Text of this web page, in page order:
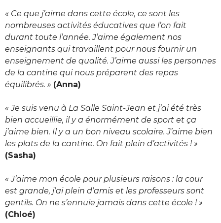
« Ce que j’aime dans cette école, ce sont les
nombreuses activités éducatives que l’on fait
durant toute l’année. J’aime également nos
enseignants qui travaillent pour nous fournir un
enseignement de qualité. J’aime aussi les personnes
de la cantine qui nous préparent des repas
équilibrés. » (Anna)
« Je suis venu à La Salle Saint-Jean et j’ai été très
bien accueillie, il y a énormément de sport et ça
j’aime bien. Il y a un bon niveau scolaire. J’aime bien
les plats de la cantine. On fait plein d’activités ! »
(Sasha)
« J’aime mon école pour plusieurs raisons : la cour
est grande, j’ai plein d’amis et les professeurs sont
gentils. On ne s’ennuie jamais dans cette école ! »
(Chloé)